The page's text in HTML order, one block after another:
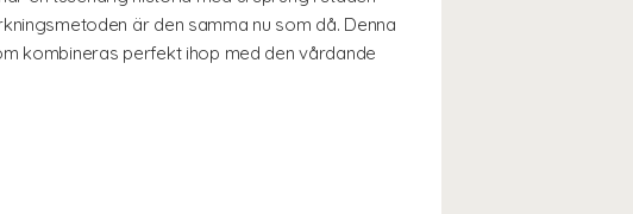
är den samma nu som då. Denna
kombineras perfekt ihop med den vårdande